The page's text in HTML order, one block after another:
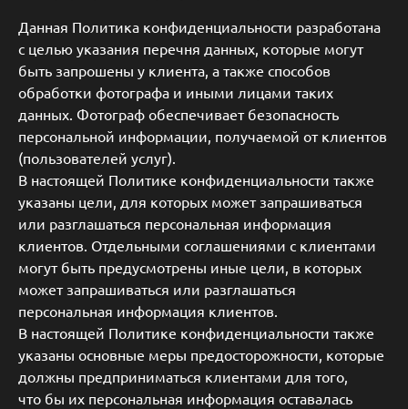
Данная Политика конфиденциальности разработана
с целью указания перечня данных, которые могут
быть запрошены у клиента, а также способов
обработки фотографа и иными лицами таких
данных. Фотограф обеспечивает безопасность
персональной информации, получаемой от клиентов
(пользователей услуг).
В настоящей Политике конфиденциальности также
указаны цели, для которых может запрашиваться
или разглашаться персональная информация
клиентов. Отдельными соглашениями с клиентами
могут быть предусмотрены иные цели, в которых
может запрашиваться или разглашаться
персональная информация клиентов.
В настоящей Политике конфиденциальности также
указаны основные меры предосторожности, которые
должны предприниматься клиентами для того,
что бы их персональная информация оставалась